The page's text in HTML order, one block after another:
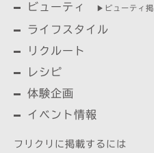
ビューティ ▶︎ビューティ
ライフスタイル
リクルート
レシピ
体験企画
イベント情報
フリクリに掲載するには